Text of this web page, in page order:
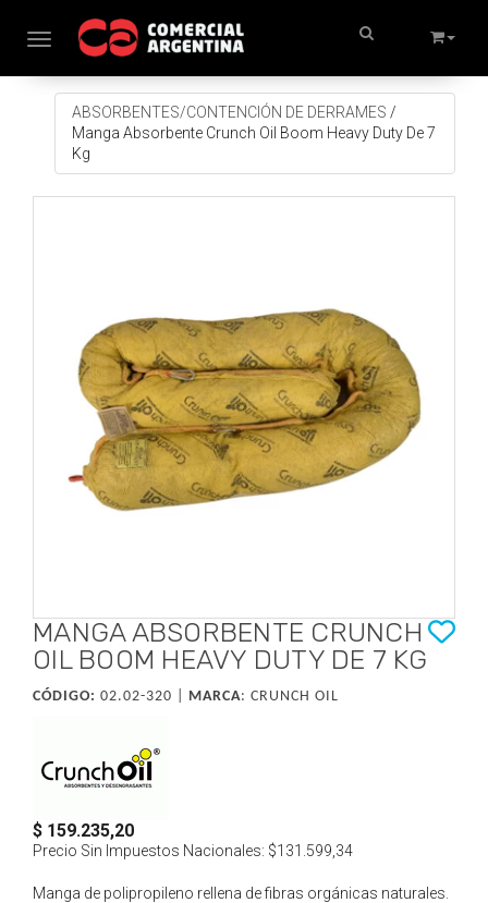
Toggle navigation
ABSORBENTES/CONTENCIÓN DE DERRAMES /
Manga Absorbente Crunch Oil Boom Heavy Duty De 7
Kg
MANGA ABSORBENTE CRUNCH
OIL BOOM HEAVY DUTY DE 7 KG
CÓDIGO: 02.02-320 | MARCA: CRUNCH OIL
$ 159.235,20
Precio Sin Impuestos Nacionales: $131.599,34
Manga de polipropileno rellena de fibras orgánicas naturales.